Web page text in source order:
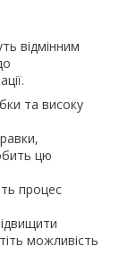
відмінним
та високу
цю
процес
можливість